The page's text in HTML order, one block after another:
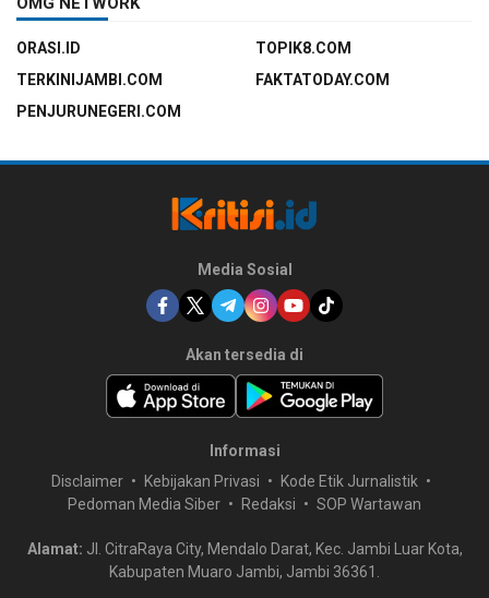
ORASI.ID
TOPIK8.COM
TERKINIJAMBI.COM
FAKTATODAY.COM
PENJURUNEGERI.COM
Media Sosial
Akan tersedia di
Informasi
Disclaimer
Kebijakan Privasi
Kode Etik Jurnalistik
Pedoman Media Siber
Redaksi SOP Wartawan
Alamat: Jl. CitraRaya City, Mendalo Darat, Kec. Jambi Luar Kota,
Kabupaten Muaro Jambi, Jambi 36361.